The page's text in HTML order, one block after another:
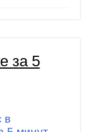
за 5
в